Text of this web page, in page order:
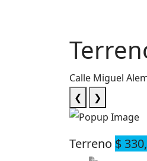
Calle Miguel
❮
❯
Terreno $